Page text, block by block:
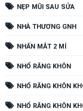
NẸP MŨI SAU SỬA
NHÀ THƯƠNG GNH
NHẤN MẮT 2 MÍ
NHỔ RĂNG KHÔN
NHỔ RĂNG KHÔN
NHỔ RĂNG KHÔN